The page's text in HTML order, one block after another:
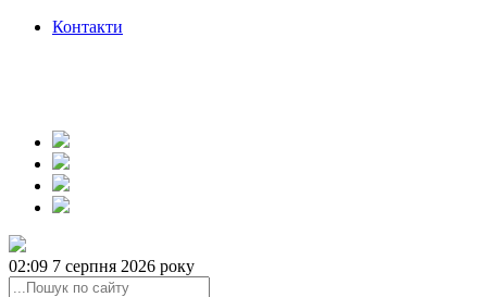
Контакти
02:09 7 серпня 2026 року